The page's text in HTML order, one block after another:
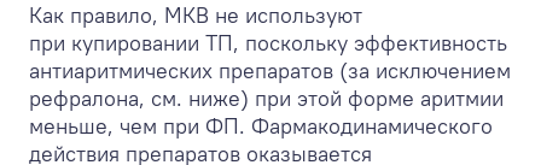
Как правило, МКВ не используют
при купировании ТП, поскольку эффективность
антиаритмических препаратов (за исключением
рефралона, см. ниже) при этой форме аритмии
меньше, чем при ФП. Фармакодинамического
действия препаратов оказывается